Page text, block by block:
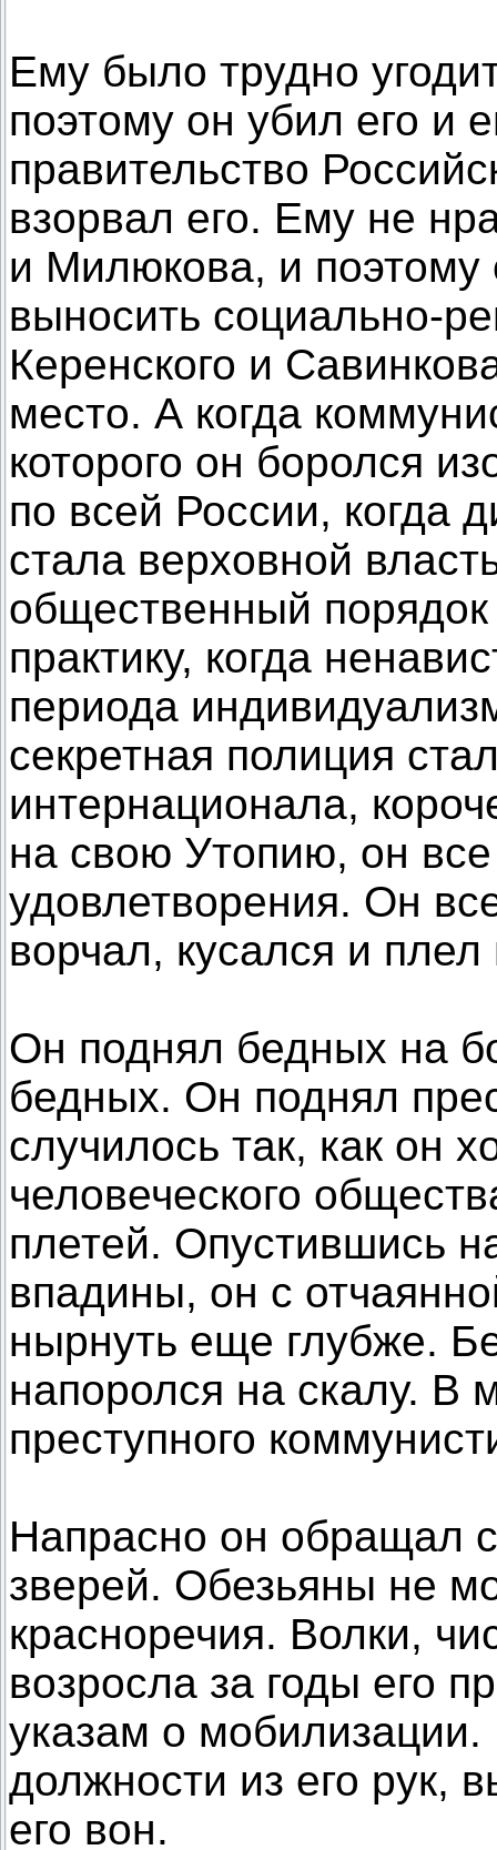
Ему было трудно
поэтому он убил его и
правительство
взорвал его. Ему не
и Милюкова, и поэтому
выносить социально-
Керенского и
место. А когда
которого он боролся
по всей России, когда
стала верховной
общественный
практику, когда
периода
секретная полиция
интернационала,
на свою Утопию, он
удовлетворения. Он
ворчал, кусался и плел
Он поднял бедных на
бедных. Он поднял
случилось так, как он
человеческого
плетей. Опустившись
впадины, он с
нырнуть еще глубже.
напоролся на скалу. В
преступного
Напрасно он обращал
зверей. Обезьяны не
красноречия. Волки,
возросла за годы его
указам о
должности из его рук,
его вон.